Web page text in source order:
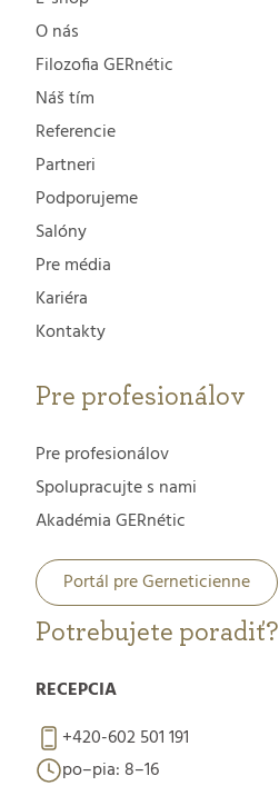
O nás
Filozofia GERnétic
Náš tím
Referencie
Partneri
Podporujeme
Salóny
Pre média
Kariéra
Kontakty
Pre profesionálov
Pre profesionálov
Spolupracujte s nami
Akadémia GERnétic
Portál pre Gerneticienne
Potrebujete poradiť?
RECEPCIA
+420-602 501 191
po–pia: 8–16